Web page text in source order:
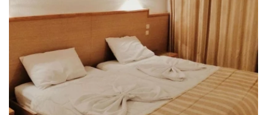
Dominikānas Republika
Tanzānija
Bulgārija
Melnkalne